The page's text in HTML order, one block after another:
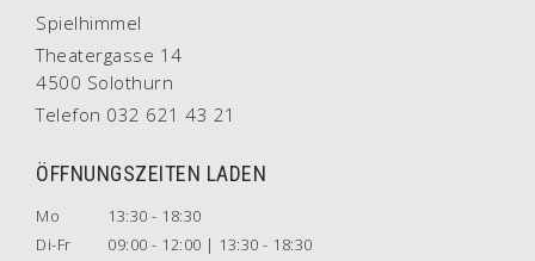
Spielhimmel
Theatergasse 14
4500 Solothurn
Telefon 032 621 43 21
ÖFFNUNGSZEITEN LADEN
Mo
13:30 - 18:30
Di-Fr
09:00 - 12:00 | 13:30 - 18:30